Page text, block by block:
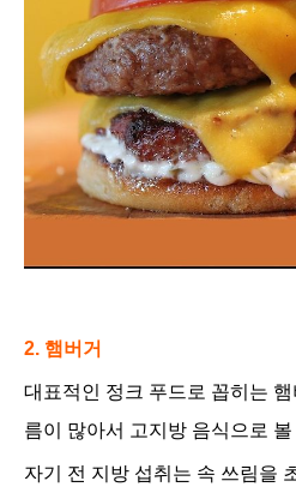
2. 햄버거
대표적인 정크 푸드로 꼽히는 햄
름이 많아서 고지방 음식으로
자기 전 지방 섭취는 속 쓰림을